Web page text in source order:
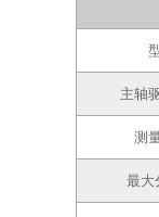
主轴
测
最大